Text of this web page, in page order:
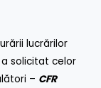
lucrărilor
a solicitat celor
– CFR